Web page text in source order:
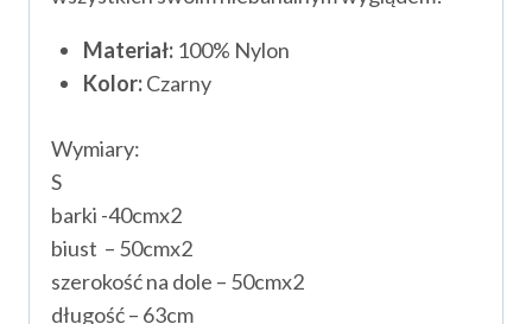
Materiał: 100% Nylon
Kolor:Czarny
Wymiary:
S
barki -40cmx2
biust – 50cmx2
szerokość na dole – 50cmx2
długość – 63cm